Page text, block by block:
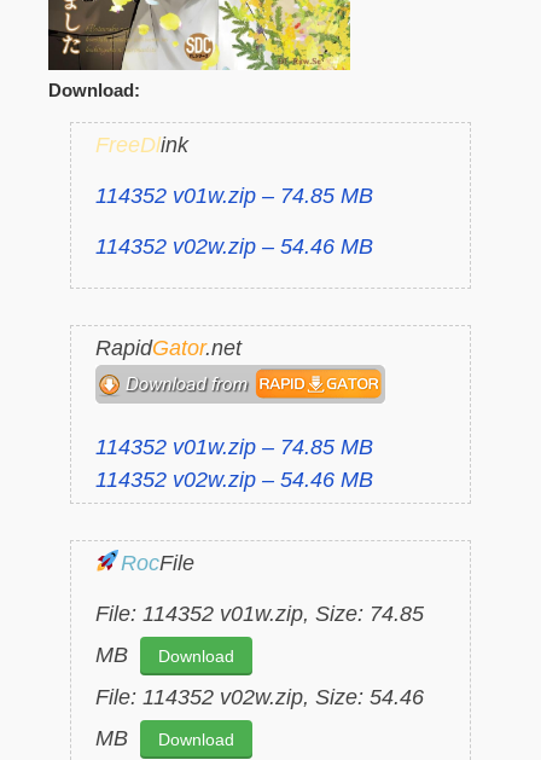
Download:
FreeDlink
114352 v01w.zip – 74.85 MB
114352 v02w.zip – 54.46 MB
RapidGator.net
114352 v01w.zip – 74.85 MB
114352 v02w.zip – 54.46 MB
RocFile
File: 114352 v01w.zip, Size: 74.85
MB
Download
File: 114352 v02w.zip, Size: 54.46
MB
Download